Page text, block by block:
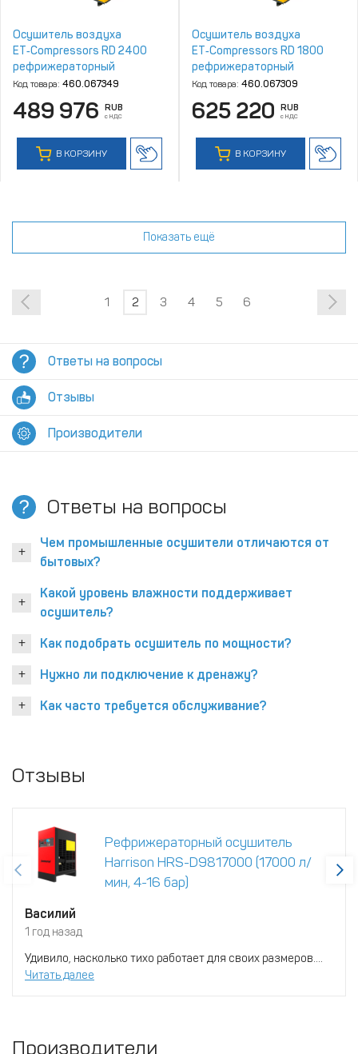
Осушитель воздуха
ET‑Compressors RD 2400
рефрижераторный
Код товара: 460.067349
489 976 RUB
с НДС
В КОРЗИНУ
Осушитель воздуха
ET‑Compressors RD 1800
рефрижераторный
Код товара: 460.067309
625 220 RUB
с НДС
В КОРЗИНУ
Показать ещё
1 2 3 4 5 6
Ответы на вопросы
Отзывы
Производители
Ответы на вопросы
Чем промышленные осушители отличаются от
бытовых?
Какой уровень влажности поддерживает
осушитель?
Как подобрать осушитель по мощности?
Нужно ли подключение к дренажу?
Как часто требуется обслуживание?
Отзывы
Рефрижераторный осушитель
Harrison HRS-D9817000 (17000 л/
мин, 4-16 бар)
Василий
1 год назад
Удивило, насколько тихо работает для своих размеров....
Читать далее
Производители